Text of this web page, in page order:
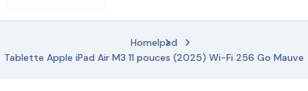
HomeIpad
Tablette Apple iPad Air M3 11 pouces (2025) Wi-Fi 256 Go Mauve